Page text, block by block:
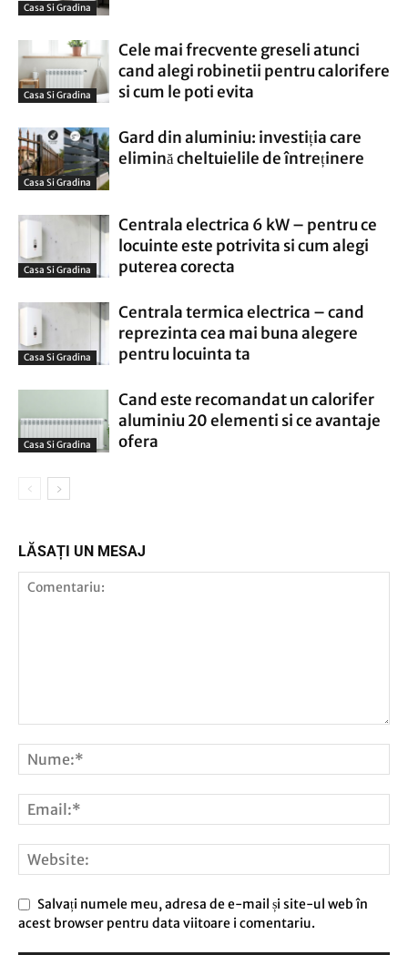
Casa Si Gradina
Casa Si Gradina
Cele mai frecvente greseli atunci
cand alegi robinetii pentru calorifere
si cum le poti evita
Casa Si Gradina
Gard din aluminiu: investiția care
elimină cheltuielile de întreținere
Casa Si Gradina
Centrala electrica 6 kW – pentru ce
locuinte este potrivita si cum alegi
puterea corecta
Casa Si Gradina
Centrala termica electrica – cand
reprezinta cea mai buna alegere
pentru locuinta ta
Casa Si Gradina
Cand este recomandat un calorifer
aluminiu 20 elementi si ce avantaje
ofera
LĂSAȚI UN MESAJ
Salvați numele meu, adresa de e-mail și site-ul web în
acest browser pentru data viitoare i comentariu.